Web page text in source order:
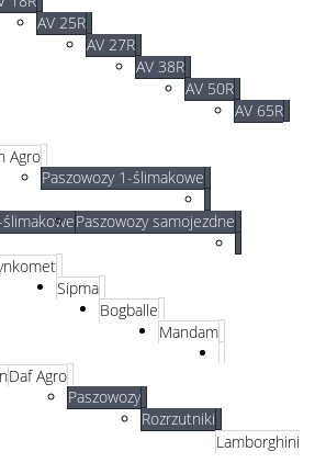
AV 25R
AV 27R
AV 38R
AV 50R
AV 65R
Agro
Paszowozy 1-ślimakowe
ślimakowePaszowozy samojezdne
Sipma
Bogballe
Mandam
Daf Agro
Paszowozy
Rozrzutniki
Lamborghini